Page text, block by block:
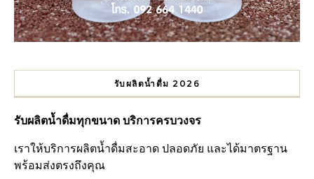
รับผลิตน้ำดื่ม 2026
รับผลิตน้ำดื่มทุกขนาด บริการครบวงจร
เราให้บริการผลิตน้ำดื่มสะอาด ปลอดภัย และได้มาตรฐาน
พร้อมส่งตรงถึงคุณ